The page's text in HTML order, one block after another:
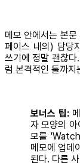
메모 안에서는 본
페이스 내의) 담당
쓰기에 정말 괜찮
럼 본격적인 툴까
보너스 팁: ­­
자 모양의 아
모를
메모에 업데
된다. 다른